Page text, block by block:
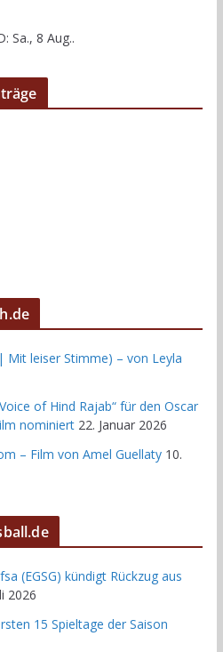
: Sa., 8 Aug..
Mit leiser Stimme) – von Leyla
of Hind Rajab“ für den Oscar
nominiert 22. Januar 2026
– Film von Amel Guellaty 10.
(EGSG) kündigt Rückzug aus
2026
15 Spieltage der Saison